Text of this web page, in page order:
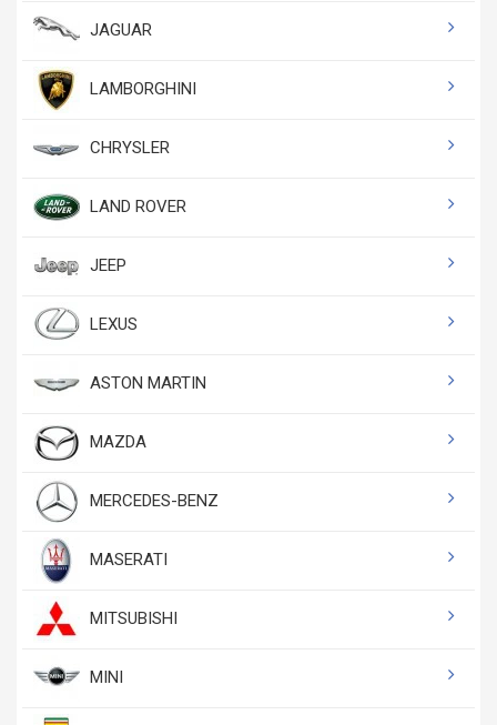
JAGUAR
LAMBORGHINI
CHRYSLER
LAND ROVER
JEEP
LEXUS
ASTON MARTIN
MAZDA
MERCEDES-BENZ
MASERATI
MITSUBISHI
MINI